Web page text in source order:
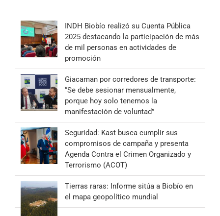
INDH Biobío realizó su Cuenta Pública
2025 destacando la participación de más
de mil personas en actividades de
promoción
Giacaman por corredores de transporte:
“Se debe sesionar mensualmente,
porque hoy solo tenemos la
manifestación de voluntad”
Seguridad: Kast busca cumplir sus
compromisos de campaña y presenta
Agenda Contra el Crimen Organizado y
Terrorismo (ACOT)
Tierras raras: Informe sitúa a Biobío en
el mapa geopolítico mundial